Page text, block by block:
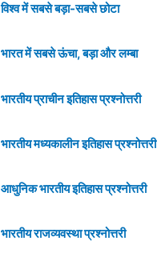
विश्व में सबसे बड़ा-सबसे छोटा
भारत में सबसे ऊंचा, बड़ा और लम्बा
भारतीय प्राचीन इतिहास प्रश्नोत्तरी
भारतीय मध्यकालीन इतिहास प्रश्नोत्तरी
आधुनिक भारतीय इतिहास प्रश्नोत्तरी
भारतीय राजव्यवस्था प्रश्नोत्तरी